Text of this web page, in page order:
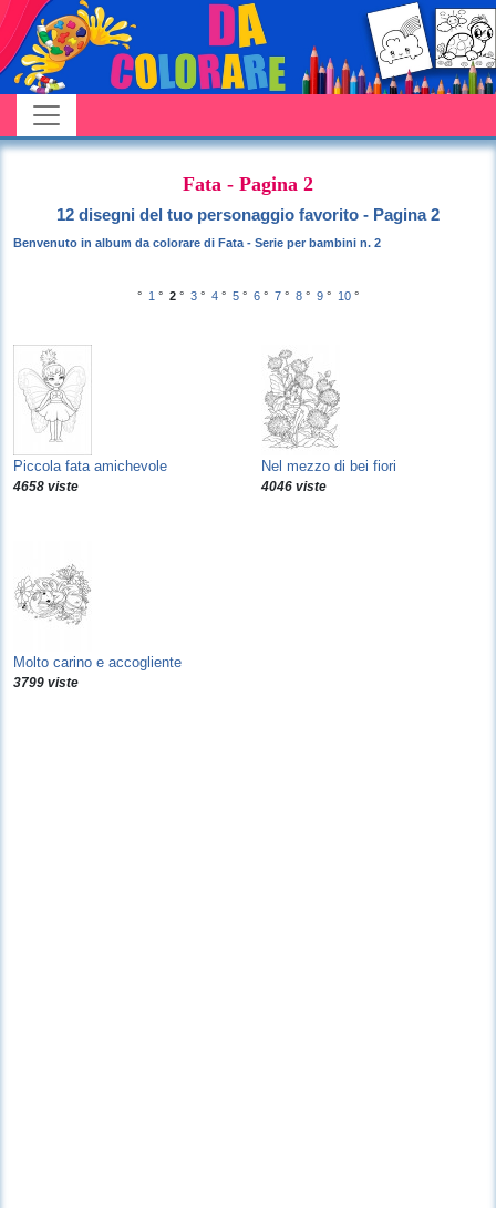
Fata - Pagina 2
12 disegni del tuo personaggio favorito - Pagina 2
Benvenuto in album da colorare di Fata - Serie per bambini n. 2
° 1 ° 2 ° 3 ° 4 ° 5 ° 6 ° 7 ° 8 ° 9 ° 10 °
Piccola fata amichevole
4658 viste
Nel mezzo di bei fiori
4046 viste
Molto carino e accogliente
3799 viste